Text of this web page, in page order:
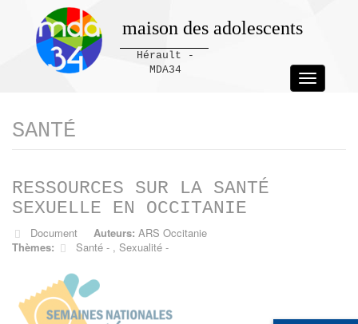
maison des adolescents
Hérault -
MDA34
Toggle
navigation
SANTÉ
RESSOURCES SUR LA SANTÉ
SEXUELLE EN OCCITANIE
Document Auteurs: ARS Occitanie
Thèmes:
Santé , Sexualité